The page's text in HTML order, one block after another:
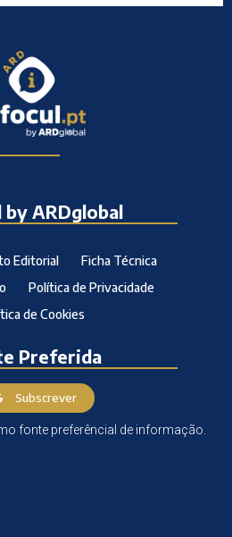
ARDglobal
Editorial
Ficha Técnica
Política de Privacidade
de Cookies
Preferida
Subscrever
fonte preferêncial de informação.